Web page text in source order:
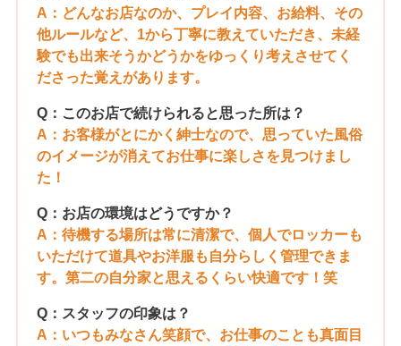
A：どんなお店なのか、プレイ内容、お給料、その
他ルールなど、1から丁寧に教えていただき、未経
験でも出来そうかどうかをゆっくり考えさせてく
ださった覚えがあります。
Q：このお店で続けられると思った所は？
A：お客様がとにかく紳士なので、思っていた風俗
のイメージが消えてお仕事に楽しさを見つけまし
た！
Q：お店の環境はどうですか？
A：待機する場所は常に清潔で、個人でロッカーも
いただけて道具やお洋服も自分らしく管理できま
す。第二の自分家と思えるくらい快適です！笑
Q：スタッフの印象は？
A：いつもみなさん笑顔で、お仕事のことも真面目